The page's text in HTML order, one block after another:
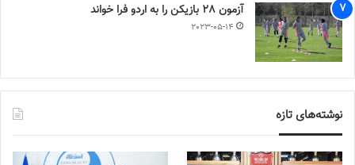
آزمون 28 بازیکن را به اردو فرا خواند
2023-05-14
نوشته‌های تازه